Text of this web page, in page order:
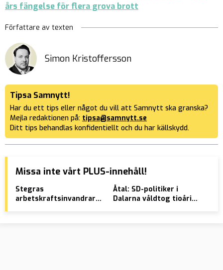
års fängelse för flera grova brott
Författare av texten
Simon Kristoffersson
Tipsa Samnytt!
Har du ett tips eller något du vill att Samnytt ska granska?
Mejla redaktionen på: tipsa@samnytt.se
Ditt tips behandlas konfidentiellt och du har källskydd.
Missa inte vårt PLUS-innehåll!
Stegras
arbetskraftsinvandrare
Åtal: SD-politiker i
Dalarna våldtog tioårig